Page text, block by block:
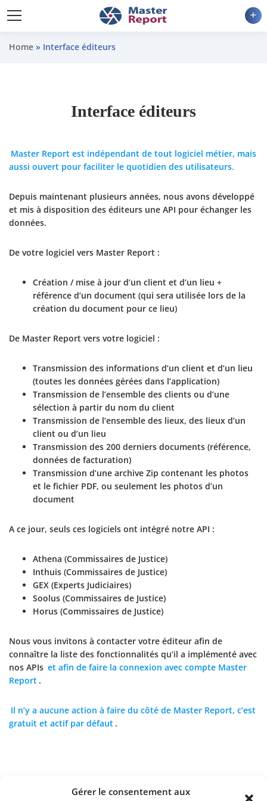
Gérer le consentement aux
Home » Interface éditeurs
Interface éditeurs
Master Report est indépendant de tout logiciel métier, mais
aussi ouvert pour faciliter le quotidien des utilisateurs.
Depuis maintenant plusieurs années, nous avons développé
et mis à disposition des éditeurs une API pour échanger les
données.
De votre logiciel vers Master Report :
Création / mise à jour d’un client et d’un lieu +
référence d’un document (qui sera utilisée lors de la
création du document pour ce lieu)
De Master Report vers votre logiciel :
Transmission des informations d’un client et d’un lieu
(toutes les données gérées dans l’application)
Transmission de l’ensemble des clients ou d’une
sélection à partir du nom du client
Transmission de l’ensemble des lieux, des lieux d’un
client ou d’un lieu
Transmission des 200 derniers documents (référence,
données de facturation)
Transmission d’une archive Zip contenant les photos
et le fichier PDF, ou seulement les photos d’un
document
A ce jour, seuls ces logiciels ont intégré notre API :
Athena (Commissaires de Justice)
Inthuis (Commissaires de Justice)
GEX (Experts Judiciaires)
Soolus (Commissaires de Justice)
Horus (Commissaires de Justice)
Nous vous invitons à contacter votre éditeur afin de
connaître la liste des fonctionnalités qu’il a implémenté avec
nos APIs et afin de faire la connexion avec compte Master
Report .
Il n’y a aucune action à faire du côté de Master Report, c’est
gratuit et actif par défaut .